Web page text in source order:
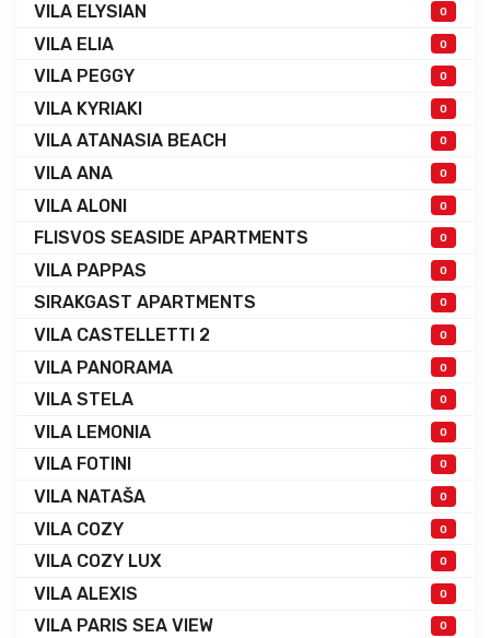
VILA ELYSIAN 0
VILA ELIA 0
VILA PEGGY 0
VILA KYRIAKI 0
VILA ATANASIA BEACH 0
VILA ANA 0
VILA ALONI 0
FLISVOS SEASIDE APARTMENTS 0
VILA PAPPAS 0
SIRAKGAST APARTMENTS 0
VILA CASTELLETTI 2 0
VILA PANORAMA 0
VILA STELA 0
VILA LEMONIA 0
VILA FOTINI 0
VILA NATAŠA 0
VILA COZY 0
VILA COZY LUX 0
VILA ALEXIS 0
VILA PARIS SEA VIEW 0